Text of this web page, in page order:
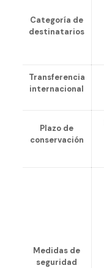
Categoría de
destinatarios
Transferencia
internacional
Plazo de
conservación
Medidas de
seguridad